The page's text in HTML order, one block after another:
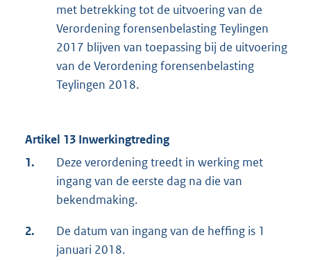
met betrekking tot de uitvoering van de
Verordening forensenbelasting Teylingen
2017 blijven van toepassing bij de uitvoering
van de Verordening forensenbelasting
Teylingen 2018.
Artikel 13 Inwerkingtreding
1.
Deze verordening treedt in werking met
ingang van de eerste dag na die van
bekendmaking.
2.
De datum van ingang van de heffing is 1
januari 2018.